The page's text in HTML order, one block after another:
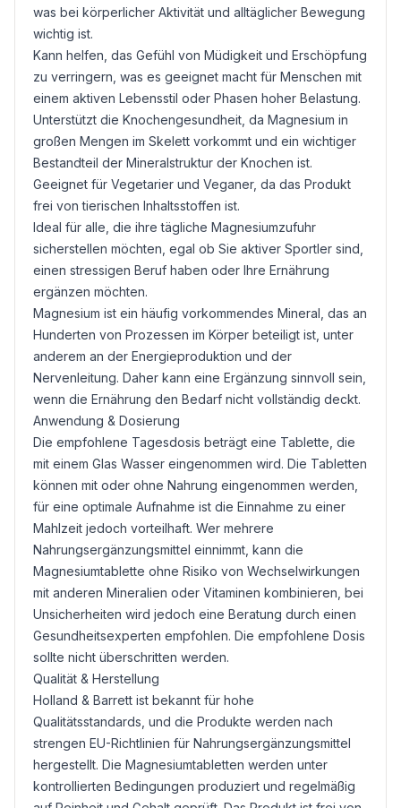
was bei körperlicher Aktivität und alltäglicher Bewegung
wichtig ist.
Kann helfen, das Gefühl von Müdigkeit und Erschöpfung
zu verringern, was es geeignet macht für Menschen mit
einem aktiven Lebensstil oder Phasen hoher Belastung.
Unterstützt die Knochengesundheit, da Magnesium in
großen Mengen im Skelett vorkommt und ein wichtiger
Bestandteil der Mineralstruktur der Knochen ist.
Geeignet für Vegetarier und Veganer, da das Produkt
frei von tierischen Inhaltsstoffen ist.
Ideal für alle, die ihre tägliche Magnesiumzufuhr
sicherstellen möchten, egal ob Sie aktiver Sportler sind,
einen stressigen Beruf haben oder Ihre Ernährung
ergänzen möchten.
Magnesium ist ein häufig vorkommendes Mineral, das an
Hunderten von Prozessen im Körper beteiligt ist, unter
anderem an der Energieproduktion und der
Nervenleitung. Daher kann eine Ergänzung sinnvoll sein,
wenn die Ernährung den Bedarf nicht vollständig deckt.
Anwendung & Dosierung
Die empfohlene Tagesdosis beträgt eine Tablette, die
mit einem Glas Wasser eingenommen wird. Die Tabletten
können mit oder ohne Nahrung eingenommen werden,
für eine optimale Aufnahme ist die Einnahme zu einer
Mahlzeit jedoch vorteilhaft. Wer mehrere
Nahrungsergänzungsmittel einnimmt, kann die
Magnesiumtablette ohne Risiko von Wechselwirkungen
mit anderen Mineralien oder Vitaminen kombinieren, bei
Unsicherheiten wird jedoch eine Beratung durch einen
Gesundheitsexperten empfohlen. Die empfohlene Dosis
sollte nicht überschritten werden.
Qualität & Herstellung
Holland & Barrett ist bekannt für hohe
Qualitätsstandards, und die Produkte werden nach
strengen EU-Richtlinien für Nahrungsergänzungsmittel
hergestellt. Die Magnesiumtabletten werden unter
kontrollierten Bedingungen produziert und regelmäßig